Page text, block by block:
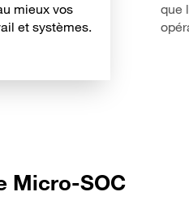
mieux vos
et systèmes.
que
Micro-SOC